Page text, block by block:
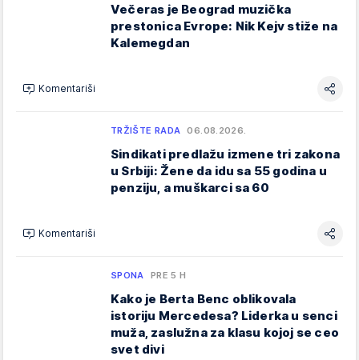
Večeras je Beograd muzička
prestonica Evrope: Nik Kejv stiže na
Kalemegdan
Komentariši
TRŽIŠTE RADA 06.08.2026.
Sindikati predlažu izmene tri zakona
u Srbiji: Žene da idu sa 55 godina u
penziju, a muškarci sa 60
Komentariši
SPONA PRE 5 H
Kako je Berta Benc oblikovala
istoriju Mercedesa? Liderka u senci
muža, zaslužna za klasu kojoj se ceo
svet divi